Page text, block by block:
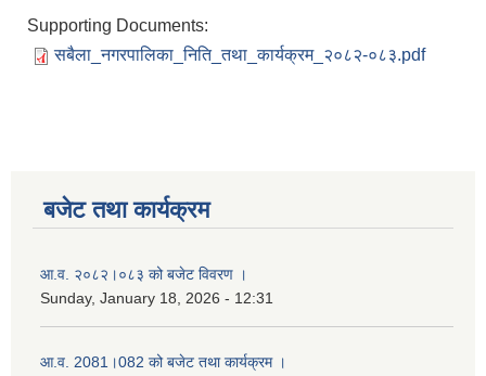
Supporting Documents:
सबैला_नगरपालिका_निति_तथा_कार्यक्रम_२०८२-०८३.pdf
बजेट तथा कार्यक्रम
आ.व. २०८२।०८३ को बजेट विवरण ।
Sunday, January 18, 2026 - 12:31
आ.व. 2081।082 को बजेट तथा कार्यक्रम ।